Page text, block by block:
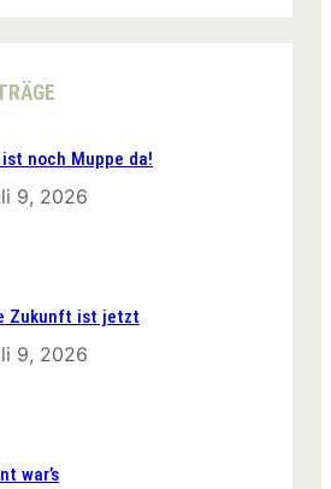
ist noch Muppe da!
9, 2026
Zukunft ist jetzt
9, 2026
war’s